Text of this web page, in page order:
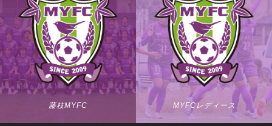
藤枝MYFC MYFCレディース